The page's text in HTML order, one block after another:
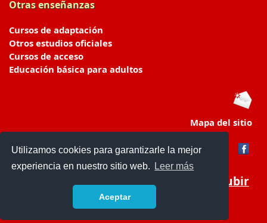
Utilizamos cookies para garantizarle la mejor
experiencia en nuestro sitio web.
Leer más
Aceptar
Otras enseñanzas
Cursos de adaptación
Otros estudios oficiales
Cursos de acceso
Educación básica para adultos
Mapa del sitio
Subir